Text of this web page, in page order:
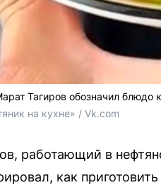
Тагиров обозначил блюдо
на кухне» / Vk.com
работающий в
как